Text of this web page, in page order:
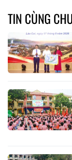
TIN CÙNG